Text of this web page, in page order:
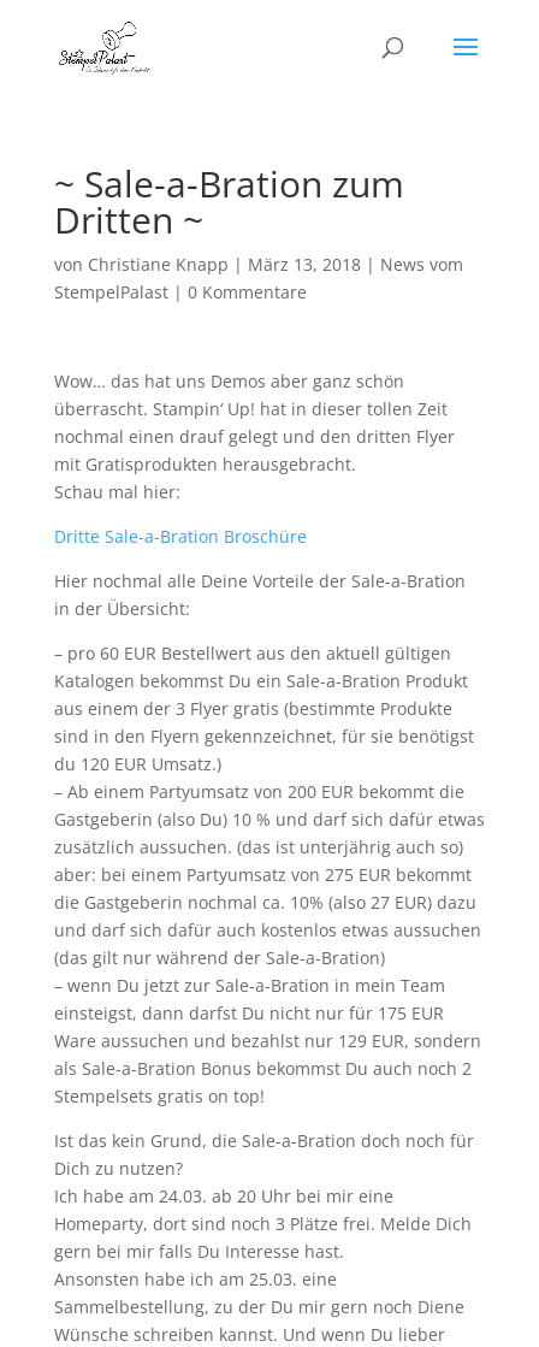
~ Sale-a-Bration zum
Dritten ~
von Christiane Knapp | März 13, 2018| News vom
StempelPalast| 0 Kommentare
Wow… das hat uns Demos aber ganz schön
überrascht. Stampin‘ Up! hat in dieser tollen Zeit
nochmal einen drauf gelegt und den dritten Flyer
mit Gratisprodukten herausgebracht.
Schau mal hier:
Dritte Sale-a-Bration Broschüre
Hier nochmal alle Deine Vorteile der Sale-a-Bration
in der Übersicht:
– pro 60 EUR Bestellwert aus den aktuell gültigen
Katalogen bekommst Du ein Sale-a-Bration Produkt
aus einem der 3 Flyer gratis (bestimmte Produkte
sind in den Flyern gekennzeichnet, für sie benötigst
du 120 EUR Umsatz.)
– Ab einem Partyumsatz von 200 EUR bekommt die
Gastgeberin (also Du) 10 % und darf sich dafür etwas
zusätzlich aussuchen. (das ist unterjährig auch so)
aber: bei einem Partyumsatz von 275 EUR bekommt
die Gastgeberin nochmal ca. 10% (also 27 EUR) dazu
und darf sich dafür auch kostenlos etwas aussuchen
(das gilt nur während der Sale-a-Bration)
– wenn Du jetzt zur Sale-a-Bration in mein Team
einsteigst, dann darfst Du nicht nur für 175 EUR
Ware aussuchen und bezahlst nur 129 EUR, sondern
als Sale-a-Bration Bonus bekommst Du auch noch 2
Stempelsets gratis on top!
Ist das kein Grund, die Sale-a-Bration doch noch für
Dich zu nutzen?
Ich habe am 24.03. ab 20 Uhr bei mir eine
Homeparty, dort sind noch 3 Plätze frei. Melde Dich
gern bei mir falls Du Interesse hast.
Ansonsten habe ich am 25.03. eine
Sammelbestellung, zu der Du mir gern noch Diene
Wünsche schreiben kannst. Und wenn Du lieber